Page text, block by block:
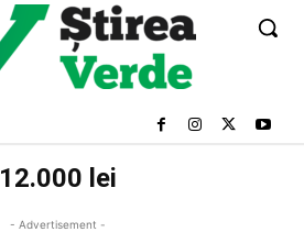
12.000 lei
- Advertisement -